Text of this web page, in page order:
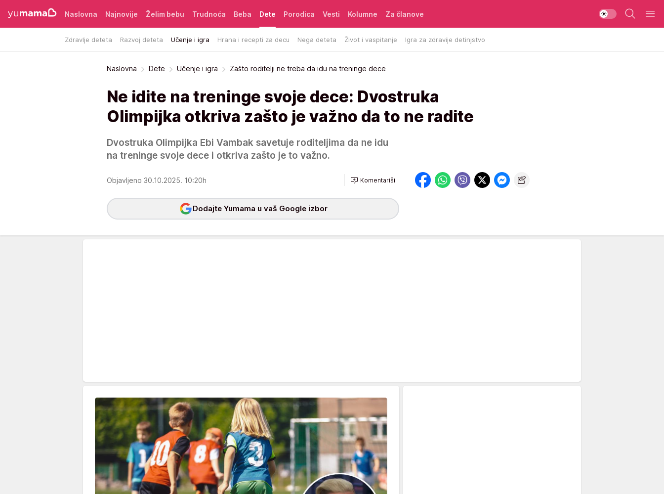
Naslovna Najnovije Želim bebu Trudnoća Beba Dete
Zdravlje deteta Razvoj deteta Učenje i igra Hrana i recepti za decu Nega deteta Život i vaspitanje Igra za zdravije detinjstvo
Porodica Vesti Kolumne Za članove
Naslovna Dete Učenje i igra Zašto roditelji ne treba da idu na treninge dece
Ne idite na treninge svoje dece: Dvostruka
Olimpijka otkriva zašto je važno da to ne radite
Dvostruka Olimpijka Ebi Vambak savetuje roditeljima da ne idu
na treninge svoje dece i otkriva zašto je to važno.
Objavljeno 30.10.2025. 10:20h Komentariši
Dodajte Yumama u vaš Google izbor